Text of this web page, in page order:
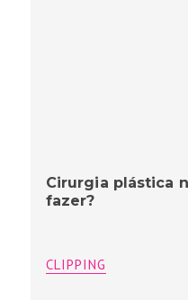
Cirurgia plástica
fazer?
CLIPPING